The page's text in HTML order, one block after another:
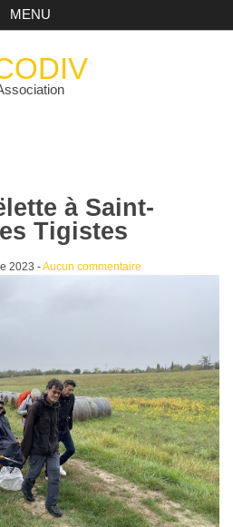
MENU
à Saint-
Tigistes
2023 -Aucun commentaire